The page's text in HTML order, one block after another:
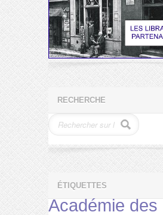
RECHERCHE
ÉTIQUETTES
Académie des